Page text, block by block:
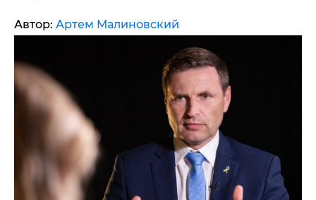
Автор: Артем Малиновский